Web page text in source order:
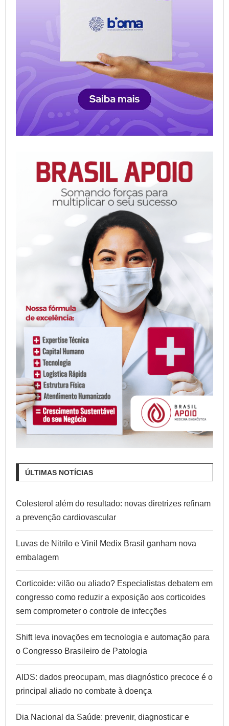
ÚLTIMAS NOTÍCIAS
Colesterol além do resultado: novas diretrizes refinam
a prevenção cardiovascular
Luvas de Nitrilo e Vinil Medix Brasil ganham nova
embalagem
Corticoide: vilão ou aliado? Especialistas debatem em
congresso como reduzir a exposição aos corticoides
sem comprometer o controle de infecções
Shift leva inovações em tecnologia e automação para
o Congresso Brasileiro de Patologia
AIDS: dados preocupam, mas diagnóstico precoce é o
principal aliado no combate à doença
Dia Nacional da Saúde: prevenir, diagnosticar e